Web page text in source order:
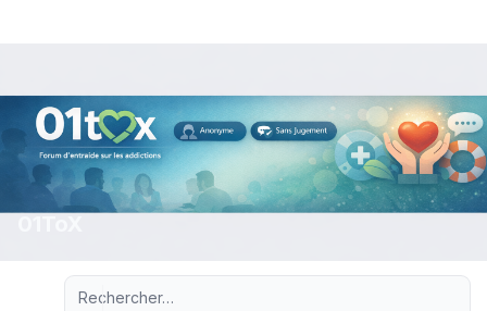
Recherche avancée